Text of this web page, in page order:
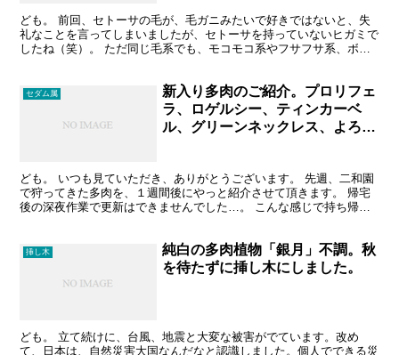
ども。 前回、セトーサの毛が、毛ガニみたいで好きではないと、失
礼なことを言ってしまいましたが、セトーサを持っていないヒガミで
したね（笑）。 ただ同じ毛系でも、モコモコ系やフサフサ系、ボウ
セダム属
新入り多肉のご紹介。プロリフェ
ラ、ロゲルシー、ティンカーベ
ル、グリーンネックレス、よろし
ども。 いつも見ていただき、ありがとうございます。 先週、二和園
で狩ってきた多肉を、１週間後にやっと紹介させて頂きます。 帰宅
後の深夜作業で更新はできませんでした…。 こんな感じで持ち帰り
挿し木
純白の多肉植物「銀月」不調。秋
を待たずに挿し木にしました。
ども。 立て続けに、台風、地震と大変な被害がでています。改め
て、日本は、自然災害大国なんだなと認識しました。個人でできる災